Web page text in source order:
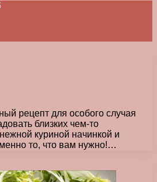
рецепт для особого случая
близких чем-то
куриной начинкой и
то, что вам нужно!…